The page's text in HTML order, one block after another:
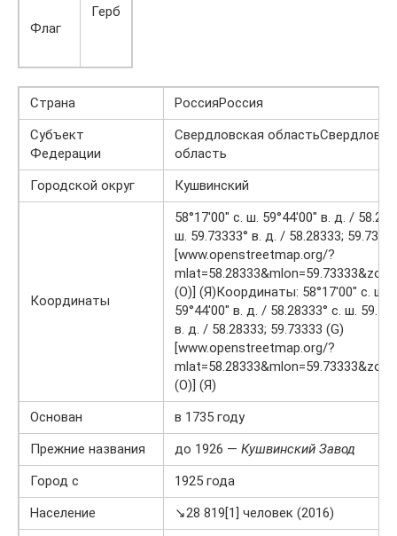
Флаг
Герб
Страна
РоссияРоссия
Субъект
Федерации
Свердловская
область
Городской округ
Кушвинский
Координаты
58°17′00″ с. ш. 59°44′00″ в. д. /
ш. 59.73333° в. д. / 58.28333;
[www.openstreetmap.org/?
(O)] (Я)Координаты: 58°17′00″ с. ш.
59°44′00″ в. д. / 58.28333° с. ш.
в. д. / 58.28333; 59.73333 (G)
[www.openstreetmap.org/?
(O)] (Я)
Основан
в 1735 году
Прежние названия
до 1926 — Кушвинский Завод
Город с
1925 года
Население
↘28 819[1] человек (2016)